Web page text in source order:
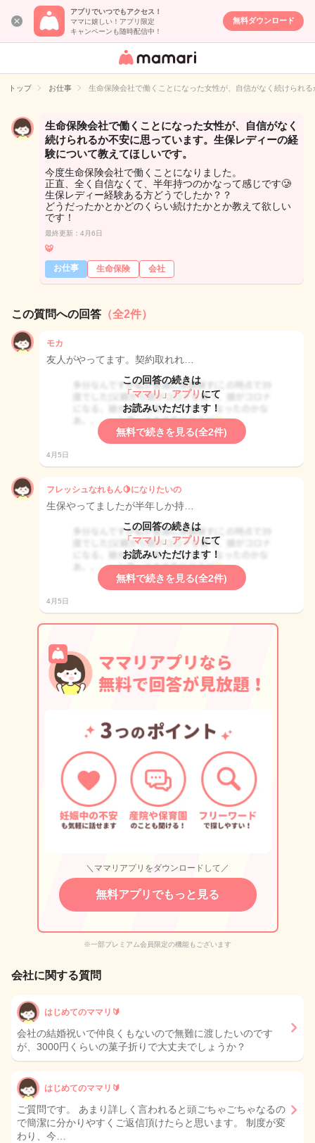
アプリでいつでもアクセス！
ママに嬉しい！アプリ限定
キャンペーンも随時配信中！
無料ダウンロード
女性専用匿名QA
イト
トップ お仕事 生命保険会社で働くことになった女性が、自信がなく続けられ
生命保険会社で働くことになった女性が、自信がなく
続けられるか不安に思っています。生保レディーの経
験について教えてほしいです。
今度生命保険会社で働くことになりました。
正直、全く自信なくて、半年持つのかなって感じです🥲
生保レディー経験ある方どうでしたか？？
どうだったかとかどのくらい続けたかとか教えて欲しい
です！
最終更新：4月6日
🐯
お仕事
生命保険 会社
この質問への回答 （全2件）
モカ
友人がやってます。契約取れれ…
この回答の続きは
「ママリ」アプリ にて
お読みいただけます！
無料で続きを見る(全2件)
4月5日
フレッシュなれもん🍋になりたいの
生保やってましたが半年しか持…
この回答の続きは
「ママリ」アプリ にて
お読みいただけます！
無料で続きを見る(全2件)
4月5日
＼ママリアプリをダウンロードして／
無料アプリでもっと見る
※一部プレミアム会員限定の機能もございます
会社に関する質問
はじめてのママリ🔰
会社の結婚祝いで仲良くもないので無難に渡したいのです
が、3000円くらいの菓子折りで大丈夫でしょうか？
はじめてのママリ🔰
ご質問です。 あまり詳しく言われると頭ごちゃごちゃなるの
で簡潔に分かりやすくご返信頂けたらと思います。 制度が変
わり、今…